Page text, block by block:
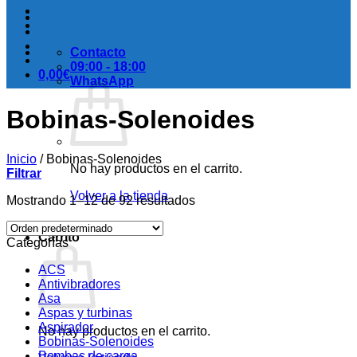
0,00€
No hay productos en el carrito.
Volver a la tienda
Carrito
No hay productos en el carrito.
Contacto
09:00 - 18:00
WhatsApp
Bobinas-Solenoides
Inicio /Bobinas-Solenoides
Filtrar
Mostrando 1–12 de 92 resultados
Categorías
ACS
Antivibradores
Asa
Aspas y turbinas
Aspirador
Bobinas-Solenoides